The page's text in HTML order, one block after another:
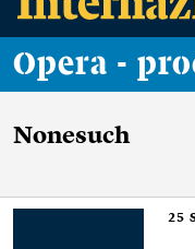
Opera -
Nonesuch
25